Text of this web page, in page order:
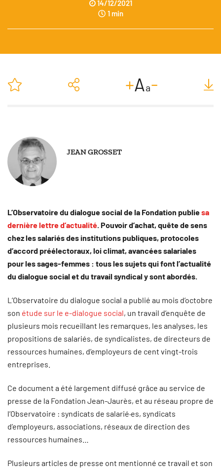
14/12/2021
1 min
+Aa-
JEAN GROSSET
L’Observatoire du dialogue social de la Fondation publiesa
dernière lettre d’actualité. Pouvoir d’achat, quête de sens
chez les salariés des institutions publiques, protocoles
d’accord préélectoraux, loi climat, avancées salariales
pour les sages-femmes : tous les sujets qui font l’actualité
du dialogue social et du travail syndical y sont abordés.
L’Observatoire du dialogue social a publié au mois d’octobre
son étude sur le e-dialogue social, un travail d’enquête de
plusieurs mois recueillant les remarques, les analyses, les
propositions de salariés, de syndicalistes, de directeurs de
ressources humaines, d’employeurs de cent vingt-trois
entreprises.
Ce document a été largement diffusé grâce au service de
presse de la Fondation Jean-Jaurès, et au réseau propre de
l’Observatoire : syndicats de salarié·es, syndicats
d’employeurs, associations, réseaux de direction des
ressources humaines…
Plusieurs articles de presse ont mentionné ce travail et son